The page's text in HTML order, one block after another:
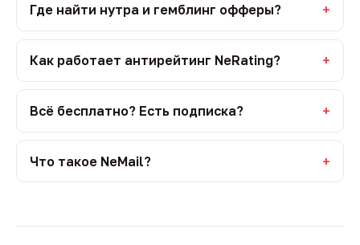
Где найти нутра и гемблинг офферы?
Как работает антирейтинг NeRating?
Всё бесплатно? Есть подписка?
Что такое NeMail?